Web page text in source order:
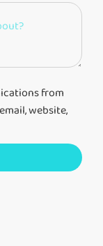
from
website,